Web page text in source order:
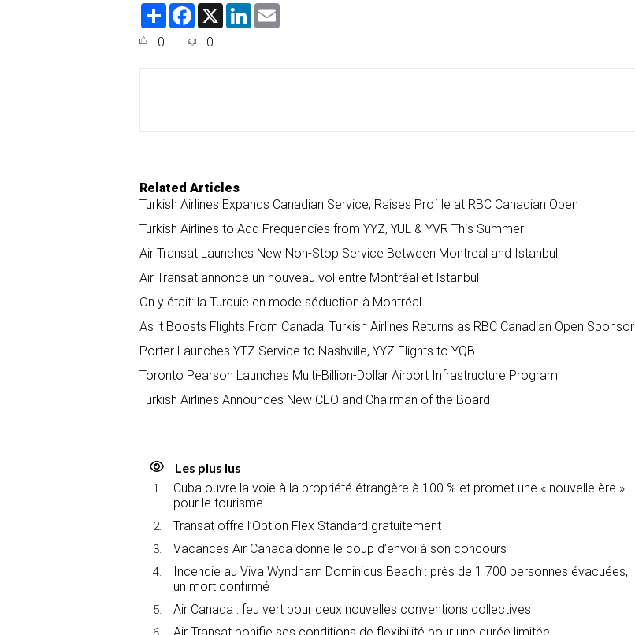
S
F
e
X
L
0 0
Related Articles
Turkish Airlines Expands Canadian Service, Raises Profile at RBC Canadian Open
Turkish Airlines to Add Frequencies from YYZ, YUL & YVR This Summer
Air Transat Launches New Non-Stop Service Between Montreal and Istanbul
Air Transat annonce un nouveau vol entre Montréal et Istanbul
On y était: la Turquie en mode séduction à Montréal
As it Boosts Flights From Canada, Turkish Airlines Returns as RBC Canadian Open Sponsor
Porter Launches YTZ Service to Nashville, YYZ Flights to YQB
Toronto Pearson Launches Multi-Billion-Dollar Airport Infrastructure Program
Turkish Airlines Announces New CEO and Chairman of the Board
Les plus lus
Cuba ouvre la voie à la propriété étrangère à 100 % et promet une « nouvelle ère »
pour le tourisme
Transat offre l’Option Flex Standard gratuitement
Vacances Air Canada donne le coup d’envoi à son concours
Incendie au Viva Wyndham Dominicus Beach : près de 1 700 personnes évacuées,
un mort confirmé
Air Canada : feu vert pour deux nouvelles conventions collectives